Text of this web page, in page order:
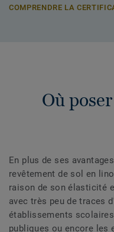
COMPRENDRE LA
Où
En plus de ses
revêtement de sol en lino
raison de son élasticité
avec très peu de traces
établissements
publiques ou encore les